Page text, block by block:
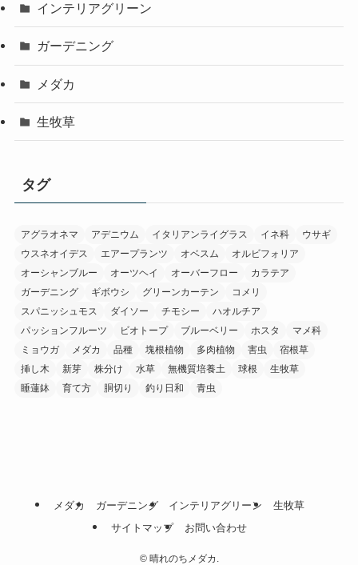
インテリアグリーン
ガーデニング
メダカ
生牧草
タグ
アグラオネマ アデニウム イタリアンライグラス イネ科
ウサギ
ウスネオイデス
エアープランツ オベスム
オルビフォリア
オーシャンブルー
オーツヘイ オーバーフロー
カラテア
ガーデニング
ギボウシ グリーンカーテン
コメリ
スパニッシュモス
ダイソー チモシー
ハオルチア
パッションフルーツ
ビオトープ ブルーベリー ホスタ
マメ科
ミョウガ
メダカ 品種 塊根植物 多肉植物 害虫
宿根草
挿し木
新芽 株分け 水草 無機質培養土 球根
生牧草
睡蓮鉢
育て方 胴切り 釣り日和 青虫
メダカ ガーデニング インテリアグリーン
生牧草
サイトマップ
お問い合わせ
©晴れのちメダカ.